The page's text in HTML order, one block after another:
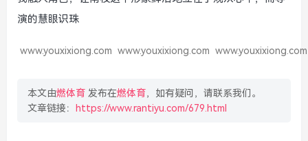
演的慧眼识珠
www.youxixiong.com www.youxixiong.com www.youxixiong.com
本文由燃体育 发布在燃体育，如有疑问，请联系我们。
文章链接：
https://www.rantiyu.com/679.html